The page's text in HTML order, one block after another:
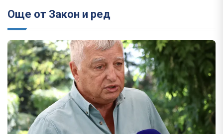
Още от Закон и ред